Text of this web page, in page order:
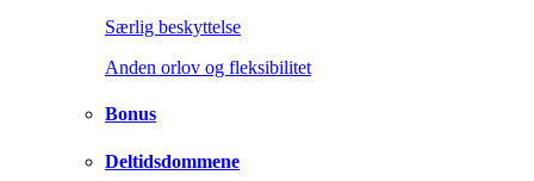
Særlig beskyttelse
Anden orlov og fleksibilitet
Bonus
Deltidsdommene